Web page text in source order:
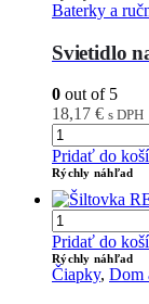
Baterky a
Svietidlo
0 out of 5
18,17 € s DPH
Pridať do
Rýchly náhľad
Pridať do
Rýchly náhľad
Čiapky, Dom